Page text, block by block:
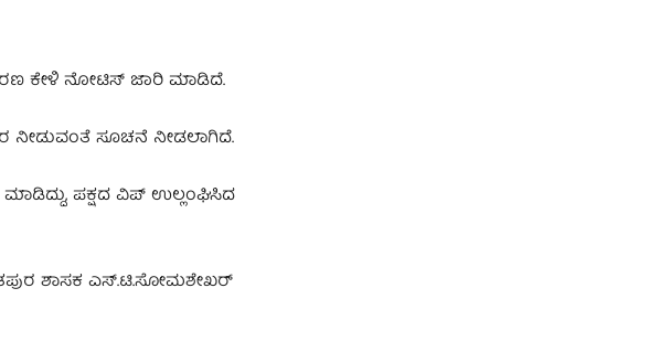
ಕೇಳಿ ನೋಟಿಸ್‌ ಜಾರಿ ಮಾಡಿದೆ.
ನೀಡುವಂತೆ ಸೂಚನೆ ನೀಡಲಾಗಿದೆ.
ಪಕ್ಷದ ವಿಪ್‌ ಉಲ್ಲಂಘಿಸಿದ
ಶಾಸಕ ಎಸ್.ಟಿ.ಸೋಮಶೇಖರ್‌